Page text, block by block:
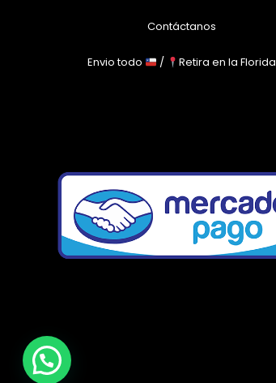
Contáctanos
Envio todo / Retira en la Florida